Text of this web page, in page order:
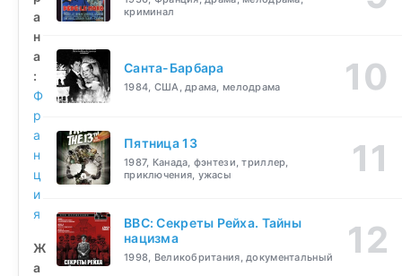
а
н
а
:
Ф
р
а
н
ц
и
я
Ж
а
криминал
Санта-Барбара
1984, США, драма, мелодрама
Пятница 13
1987, Канада, фэнтези, триллер,
приключения, ужасы
BBC: Секреты Рейха. Тайны
нацизма
1998, Великобритания, документальный